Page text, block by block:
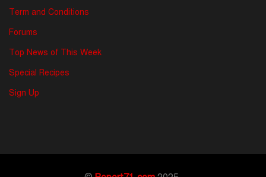
Term and Conditions
Forums
Top News of This Week
Special Recipes
Sign Up